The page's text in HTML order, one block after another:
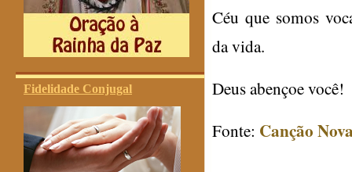
Fidelidade Conjugal
Céu que somos
da vida.
Deus abençoe você!
Fonte: Canção